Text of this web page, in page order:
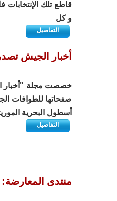
قاطع تلك
و كل
التفاصيل
أخبار الجيش تصدر
صفحاتها للطوافات
أسطول البحرية
التفاصيل
منتدى